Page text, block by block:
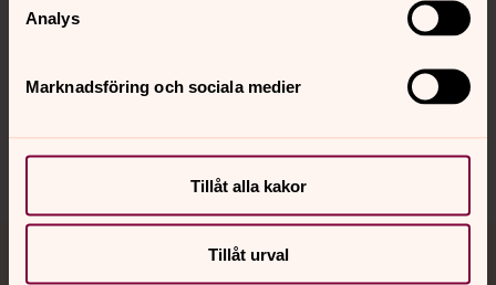
Analys
Marknadsföring och sociala medier
Tillåt alla kakor
Tillåt urval
Hitta snabbt
Sociala kanaler
Jourhavande präst